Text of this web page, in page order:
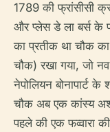
1789 की फ्रांसीसी
और प्लेस डे ला बर्स के
का प्रतीक था चौक
चौक) रखा गया, जो नव
नेपोलियन बोनापार्ट
चौक अब एक कांस्य
पहले की एक फव्वारा